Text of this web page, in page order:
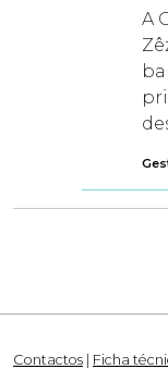
A
Contactos | Ficha